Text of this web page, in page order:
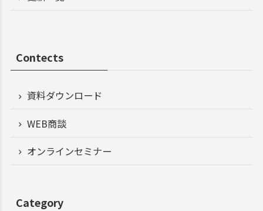
Contects
資料ダウンロード
WEB商談
オンラインセミナー
Category